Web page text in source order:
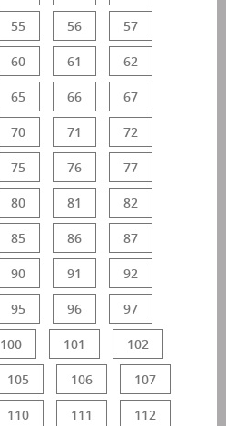
55 56 57
60 61 62
65 66 67
70 71 72
75 76 77
80 81 82
85 86 87
90 91 92
95 96 97
100 101 102
105 106 107
110 111 112